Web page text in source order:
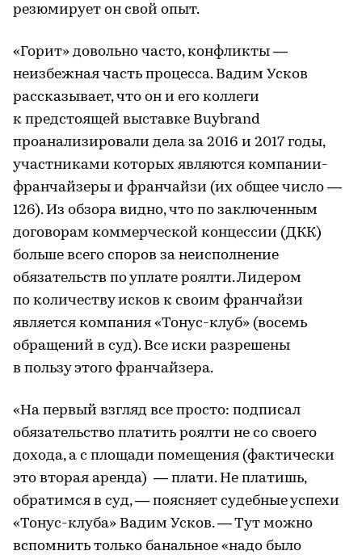
резюмирует он свой опыт.
«Горит» довольно часто, конфликты —
неизбежная часть процесса. Вадим Усков
рассказывает, что он и его коллеги
к предстоящей выставке Buybrand
проанализировали дела за 2016 и 2017 годы,
участниками которых являются компании-
франчайзеры и франчайзи (их общее число —
126). Из обзора видно, что по заключенным
договорам коммерческой концессии (ДКК)
больше всего споров за неисполнение
обязательств по уплате роялти. Лидером
по количеству исков к своим франчайзи
является компания «Тонус-клуб» (восемь
обращений в суд). Все иски разрешены
в пользу этого франчайзера.
«На первый взгляд все просто: подписал
обязательство платить роялти не со своего
дохода, а с площади помещения (фактически
это вторая аренда) — плати. Не платишь,
обратимся в суд, — поясняет судебные успехи
«Тонус-клуба» Вадим Усков. — Тут можно
вспомнить только банальное «надо было